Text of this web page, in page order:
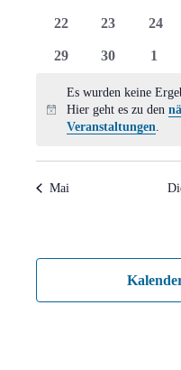
0
22
0
23
0
24
0
29
0
30
0
1
Hinweis
Es wurden keine
Hier geht es zu den
Veranstaltungen.
Mai